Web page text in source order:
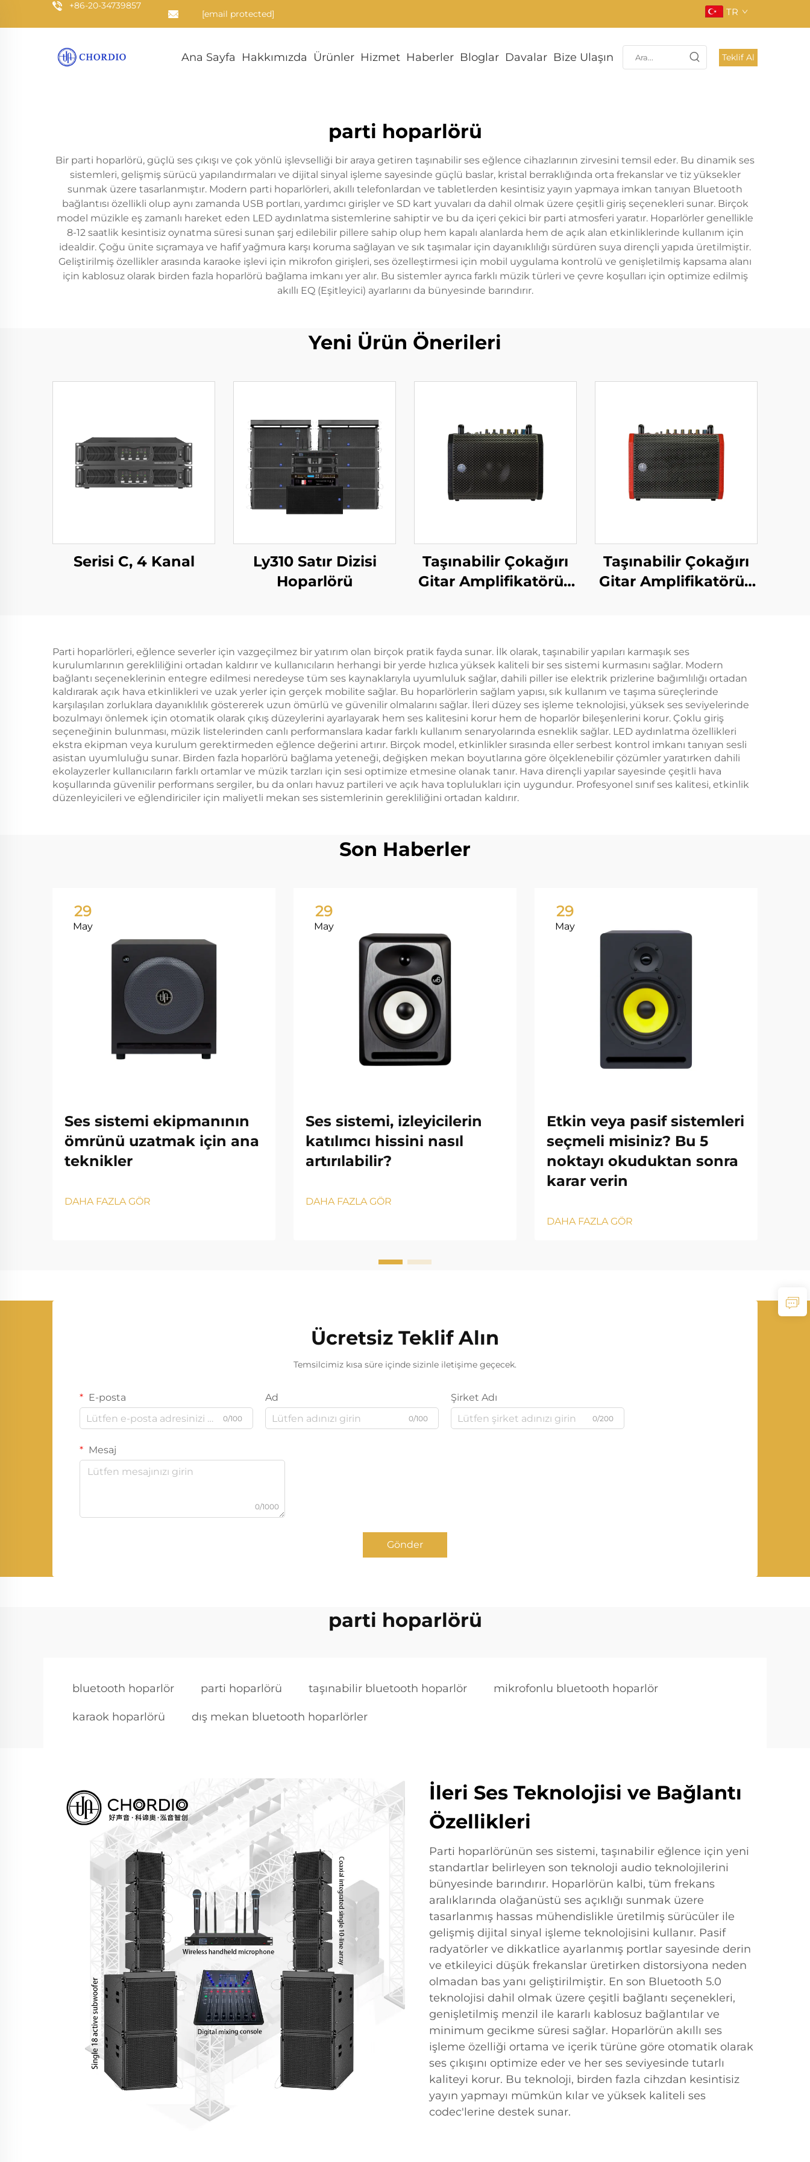
+86-20-34739857
[email protected] TR
Ana Sayfa Hakkımızda Ürünler Hizmet Haberler Bloglar Davalar Bize Ulaşın Teklif Al
parti hoparlörü
Bir parti hoparlörü, güçlü ses çıkışı ve çok yönlü işlevselliği bir araya getiren taşınabilir ses eğlence cihazlarının zirvesini temsil eder. Bu dinamik ses
sistemleri, gelişmiş sürücü yapılandırmaları ve dijital sinyal işleme sayesinde güçlü baslar, kristal berraklığında orta frekanslar ve tiz yüksekler
sunmak üzere tasarlanmıştır. Modern parti hoparlörleri, akıllı telefonlardan ve tabletlerden kesintisiz yayın yapmaya imkan tanıyan Bluetooth
bağlantısı özellikli olup aynı zamanda USB portları, yardımcı girişler ve SD kart yuvaları da dahil olmak üzere çeşitli giriş seçenekleri sunar. Birçok
model müzikle eş zamanlı hareket eden LED aydınlatma sistemlerine sahiptir ve bu da içeri çekici bir parti atmosferi yaratır. Hoparlörler genellikle
8-12 saatlik kesintisiz oynatma süresi sunan şarj edilebilir pillere sahip olup hem kapalı alanlarda hem de açık alan etkinliklerinde kullanım için
idealdir. Çoğu ünite sıçramaya ve hafif yağmura karşı koruma sağlayan ve sık taşımalar için dayanıklılığı sürdüren suya dirençli yapıda üretilmiştir.
Geliştirilmiş özellikler arasında karaoke işlevi için mikrofon girişleri, ses özelleştirmesi için mobil uygulama kontrolü ve genişletilmiş kapsama alanı
için kablosuz olarak birden fazla hoparlörü bağlama imkanı yer alır. Bu sistemler ayrıca farklı müzik türleri ve çevre koşulları için optimize edilmiş
akıllı EQ (Eşitleyici) ayarlarını da bünyesinde barındırır.
Yeni Ürün Önerileri
Serisi C, 4 Kanal
Ly310 Satır Dizisi
Hoparlörü
Taşınabilir Çokağırı
Gitar Amplifikatörü -
Taşınabilir Çokağırı
Gitar Amplifikatörü -
Parti hoparlörleri, eğlence severler için vazgeçilmez bir yatırım olan birçok pratik fayda sunar. İlk olarak, taşınabilir yapıları karmaşık ses
kurulumlarının gerekliliğini ortadan kaldırır ve kullanıcıların herhangi bir yerde hızlıca yüksek kaliteli bir ses sistemi kurmasını sağlar. Modern
bağlantı seçeneklerinin entegre edilmesi neredeyse tüm ses kaynaklarıyla uyumluluk sağlar, dahili piller ise elektrik prizlerine bağımlılığı ortadan
kaldırarak açık hava etkinlikleri ve uzak yerler için gerçek mobilite sağlar. Bu hoparlörlerin sağlam yapısı, sık kullanım ve taşıma süreçlerinde
karşılaşılan zorluklara dayanıklılık göstererek uzun ömürlü ve güvenilir olmalarını sağlar. İleri düzey ses işleme teknolojisi, yüksek ses seviyelerinde
bozulmayı önlemek için otomatik olarak çıkış düzeylerini ayarlayarak hem ses kalitesini korur hem de hoparlör bileşenlerini korur. Çoklu giriş
seçeneğinin bulunması, müzik listelerinden canlı performanslara kadar farklı kullanım senaryolarında esneklik sağlar. LED aydınlatma özellikleri
ekstra ekipman veya kurulum gerektirmeden eğlence değerini artırır. Birçok model, etkinlikler sırasında eller serbest kontrol imkanı tanıyan sesli
asistan uyumluluğu sunar. Birden fazla hoparlörü bağlama yeteneği, değişken mekan boyutlarına göre ölçeklenebilir çözümler yaratırken dahili
ekolayzerler kullanıcıların farklı ortamlar ve müzik tarzları için sesi optimize etmesine olanak tanır. Hava dirençli yapılar sayesinde çeşitli hava
koşullarında güvenilir performans sergiler, bu da onları havuz partileri ve açık hava toplulukları için uygundur. Profesyonel sınıf ses kalitesi, etkinlik
düzenleyicileri ve eğlendiriciler için maliyetli mekan ses sistemlerinin gerekliliğini ortadan kaldırır.
Son Haberler
29
May
Ses sistemi ekipmanının
ömrünü uzatmak için ana
teknikler
DAHA FAZLA GÖR
29
May
Ses sistemi, izleyicilerin
katılımcı hissini nasıl
artırılabilir?
DAHA FAZLA GÖR
29
May
Etkin veya pasif sistemleri
seçmeli misiniz? Bu 5
noktayı okuduktan sonra
karar verin
DAHA FAZLA GÖR
Ücretsiz Teklif Alın
Temsilcimiz kısa süre içinde sizinle iletişime geçecek.
E-posta
0/100
Ad
0/100
Şirket Adı
0/200
Mesaj
0/1000
Gönder
parti hoparlörü
bluetooth hoparlör parti hoparlörü taşınabilir bluetooth hoparlör mikrofonlu bluetooth hoparlör
karaok hoparlörü dış mekan bluetooth hoparlörler
İleri Ses Teknolojisi ve Bağlantı
Özellikleri
Parti hoparlörünün ses sistemi, taşınabilir eğlence için yeni
standartlar belirleyen son teknoloji audio teknolojilerini
bünyesinde barındırır. Hoparlörün kalbi, tüm frekans
aralıklarında olağanüstü ses açıklığı sunmak üzere
tasarlanmış hassas mühendislikle üretilmiş sürücüler ile
gelişmiş dijital sinyal işleme teknolojisini kullanır. Pasif
radyatörler ve dikkatlice ayarlanmış portlar sayesinde derin
ve etkileyici düşük frekanslar üretirken distorsiyona neden
olmadan bas yanı geliştirilmiştir. En son Bluetooth 5.0
teknolojisi dahil olmak üzere çeşitli bağlantı seçenekleri,
genişletilmiş menzil ile kararlı kablosuz bağlantılar ve
minimum gecikme süresi sağlar. Hoparlörün akıllı ses
işleme özelliği ortama ve içerik türüne göre otomatik olarak
ses çıkışını optimize eder ve her ses seviyesinde tutarlı
kaliteyi korur. Bu teknoloji, birden fazla cihzdan kesintisiz
yayın yapmayı mümkün kılar ve yüksek kaliteli ses
codec'lerine destek sunar.